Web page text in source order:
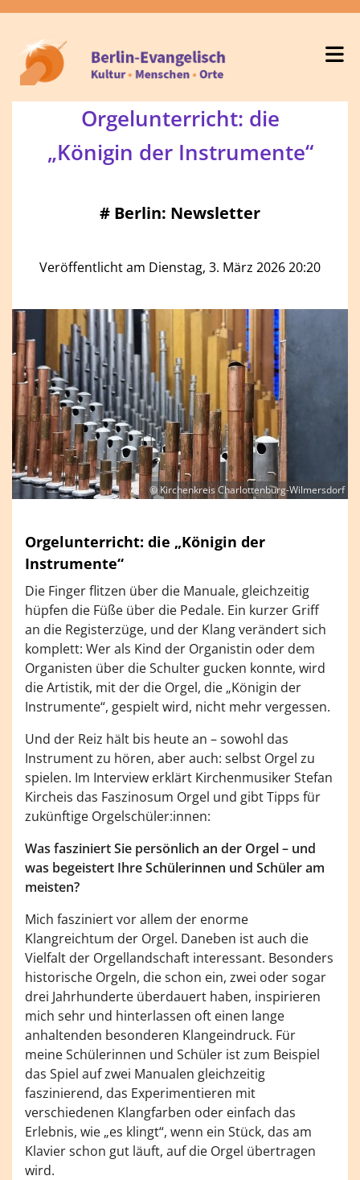
Orgelunterricht: die
„Königin der Instrumente“
# Berlin: Newsletter
Veröffentlicht am Dienstag, 3. März 2026 20:20
© Kirchenkreis Charlottenburg-Wilmersdorf
Orgelunterricht: die „Königin der
Instrumente“
Die Finger flitzen über die Manuale, gleichzeitig
hüpfen die Füße über die Pedale. Ein kurzer Griff
an die Registerzüge, und der Klang verändert sich
komplett: Wer als Kind der Organistin oder dem
Organisten über die Schulter gucken konnte, wird
die Artistik, mit der die Orgel, die „Königin der
Instrumente“, gespielt wird, nicht mehr vergessen.
Und der Reiz hält bis heute an – sowohl das
Instrument zu hören, aber auch: selbst Orgel zu
spielen. Im Interview erklärt Kirchenmusiker Stefan
Kircheis das Faszinosum Orgel und gibt Tipps für
zukünftige Orgelschüler:innen:
Was fasziniert Sie persönlich an der Orgel – und
was begeistert Ihre Schülerinnen und Schüler am
meisten?
Mich fasziniert vor allem der enorme
Klangreichtum der Orgel. Daneben ist auch die
Vielfalt der Orgellandschaft interessant. Besonders
historische Orgeln, die schon ein, zwei oder sogar
drei Jahrhunderte überdauert haben, inspirieren
mich sehr und hinterlassen oft einen lange
anhaltenden besonderen Klangeindruck. Für
meine Schülerinnen und Schüler ist zum Beispiel
das Spiel auf zwei Manualen gleichzeitig
faszinierend, das Experimentieren mit
verschiedenen Klangfarben oder einfach das
Erlebnis, wie „es klingt“, wenn ein Stück, das am
Klavier schon gut läuft, auf die Orgel übertragen
wird.